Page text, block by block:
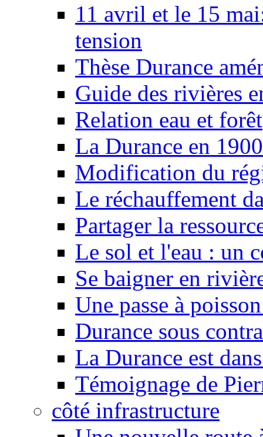
11 avril et le 15
tension
Thèse Durance
Guide des rivières
Relation eau et forêt
La Durance en 1900
Modification du
Le réchauffement
Partager la
Le sol et l'eau : un
Se baigner en
Une passe à
Durance sous
La Durance est
Témoignage de
côté infrastructure